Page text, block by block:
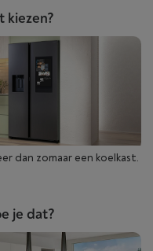
kiezen?
dan zomaar een koelkast.
je dat?